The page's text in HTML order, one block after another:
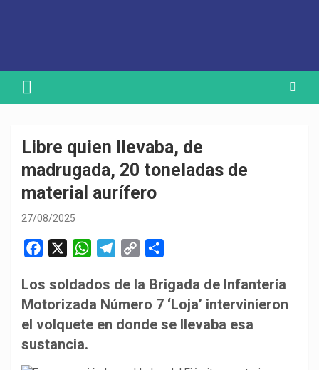
Libre quien llevaba, de
madrugada, 20 toneladas de
material aurífero
27/08/2025
c
e
b
o
W
a
t
s
l
e
g
p
y
L
m
p
a
Los soldados de la Brigada de Infantería
Motorizada Número 7 ‘Loja’ intervinieron
el volquete en donde se llevaba esa
sustancia.